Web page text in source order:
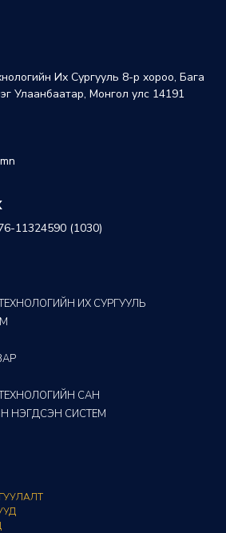
Их Сургууль 8-р хороо, Бага
Улаанбаатар, Монгол улс 14191
11324590 (1030)
ИХ СУРГУУЛЬ
САН​
НЭГДСЭН СИСТЕМ